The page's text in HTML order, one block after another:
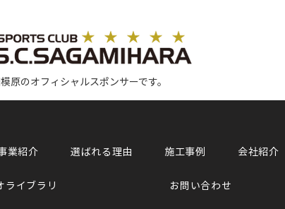
原のオフィシャルスポンサーです。
業紹介 選ばれる理由 施工事例 会社紹介
ライブラリ お問い合わせ